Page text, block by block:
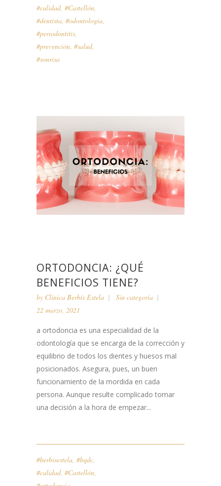
#calidad, #Castellón,
#dentista, #odontologia,
#periodontitis,
#prevención, #salud,
#sonrisa
ORTODONCIA: ¿QUÉ
BENEFICIOS TIENE?
by Clínica Berbís Estela
Sin categoría
22 marzo, 2021
a ortodoncia es una especialidad de la
odontología que se encarga de la corrección y
equilibrio de todos los dientes y huesos mal
posicionados. Asegura, pues, un buen
funcionamiento de la mordida en cada
persona. Aunque resulte complicado tomar
una decisión a la hora de empezar...
#berbisestela, #bqdc,
#calidad, #Castellón,